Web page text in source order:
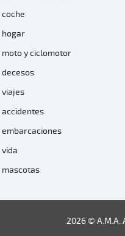
hogar
moto y ciclomotor
viajes
embarcaciones
mascotas
2026 © A.M.A.